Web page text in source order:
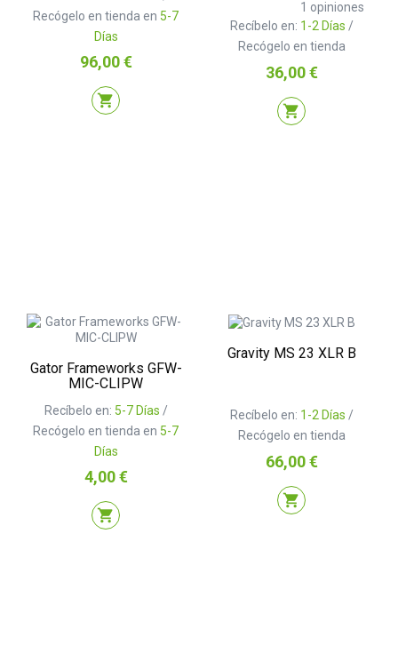
Recógelo en tienda en 5-7
Días
Precio
96,00 €
shopping_cart
Recíbelo en: 1-2 Días /
Recógelo en tienda
1 opiniones
Precio
36,00 €
shopping_cart
Gator Frameworks GFW-
MIC-CLIPW
Recíbelo en: 5-7 Días /
Recógelo en tienda en 5-7
Días
Precio
4,00 €
shopping_cart
Gravity MS 23 XLR B
Recíbelo en: 1-2 Días /
Recógelo en tienda
Precio
66,00 €
shopping_cart